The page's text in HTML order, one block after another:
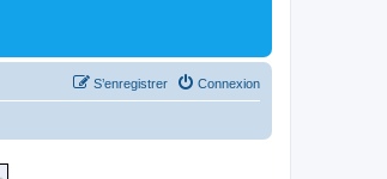
Connexion
S’enregistrer